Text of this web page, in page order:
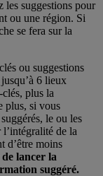
les suggestions pour
ou une région. Si
se fera sur la
ou suggestions
6 lieux
plus la
plus, si vous
le ou les
de la
d’être moins
lancer la
suggéré.